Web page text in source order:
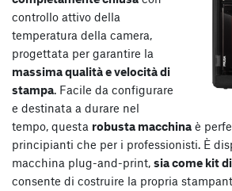
controllo attivo della
temperatura della camera,
progettata per garantire la
massima qualità e velocità di
stampa. Facile da configurare
e destinata a durare nel
tempo, questa robusta macchina è
principianti che per i professionisti. È
macchina plug-and-print, sia come kit
consente di costruire la propria